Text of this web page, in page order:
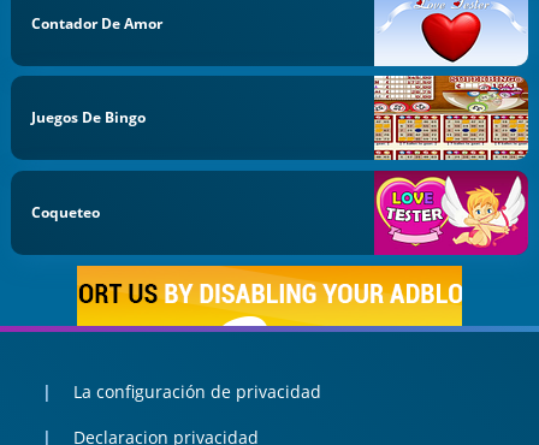
Contador De Amor
Juegos De Bingo
Coqueteo
La configuración de privacidad
Declaracion privacidad